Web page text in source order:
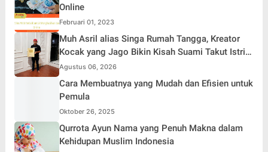
Online
Februari 01, 2023
Muh Asril alias Singa Rumah Tangga, Kreator
Kocak yang Jago Bikin Kisah Suami Takut Istri
Jadi Hiburan
Agustus 06, 2026
Cara Membuatnya yang Mudah dan Efisien untuk
Pemula
Oktober 26, 2025
Qurrota Ayun Nama yang Penuh Makna dalam
Kehidupan Muslim Indonesia